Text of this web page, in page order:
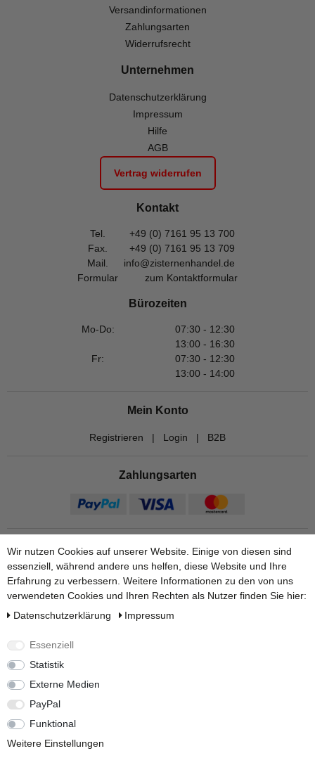
Versandinformationen
Zahlungsarten
Widerrufsrecht
Unternehmen
Datenschutzerklärung
Impressum
Hilfe
AGB
Vertrag widerrufen
Kontakt
Tel.
+49 (0) 7161 95 13 700
Fax.
+49 (0) 7161 95 13 709
Mail.
info@zisternenhandel.de
Formular
zum Kontaktformular
Bürozeiten
Mo-Do:
07:30 - 12:30
13:00 - 16:30
Fr:
07:30 - 12:30
13:00 - 14:00
Mein Konto
Registrieren | Login | B2B
Zahlungsarten
Versandarten
Weitere Informationen finden Sie auf unseren Ratgeber Seiten:
Zum Regenwasserpumpe Ratgeber.
Wir nutzen Cookies auf unserer Website. Einige von diesen sind
essenziell, während andere uns helfen, diese Website und Ihre
Erfahrung zu verbessern. Weitere Informationen zu den von uns
verwendeten Cookies und Ihren Rechten als Nutzer finden Sie hier:
Daten­schutz­erklärung
Impressum
Essenziell
Statistik
Externe Medien
PayPal
Funktional
Weitere Einstellungen